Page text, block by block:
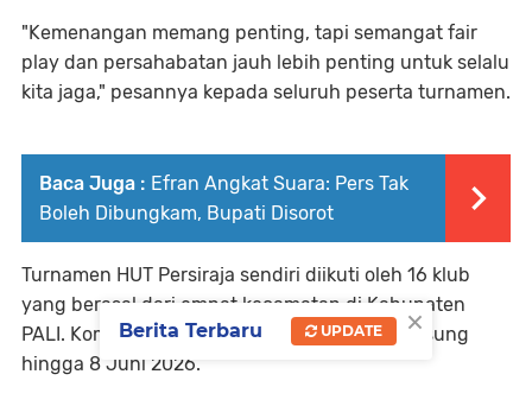
"Kemenangan memang penting, tapi semangat fair
play dan persahabatan jauh lebih penting untuk selalu
kita jaga," pesannya kepada seluruh peserta turnamen.
Baca Juga : Efran Angkat Suara: Pers Tak
Boleh Dibungkam, Bupati Disorot
Turnamen HUT Persiraja sendiri diikuti oleh 16 klub
yang berasal dari empat kecamatan di Kabupaten
PALI. Kompetisi tersebut dijadwalkan berlangsung
hingga 8 Juni 2026.
×
Berita Terbaru UPDATE